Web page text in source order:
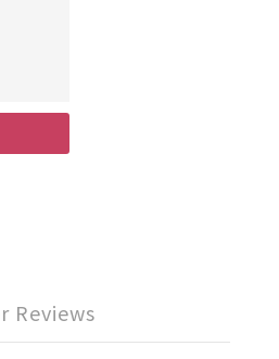
Reviews